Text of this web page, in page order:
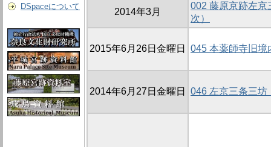
DSpaceについて
2014年3月
002 藤原京跡左京
次）
2015年6月26日金曜日 045 本薬師寺旧境
2014年6月27日金曜日 046 左京三条三坊